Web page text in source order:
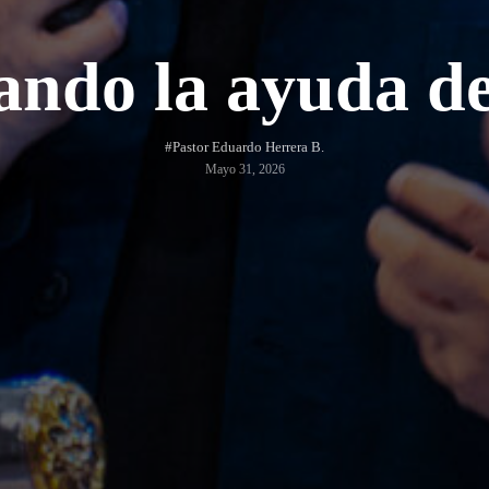
la ayuda
#Pastor Eduardo Herrera B.
Mayo 31, 2026